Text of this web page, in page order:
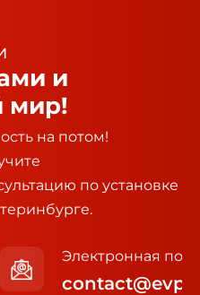
и
мир!
на потом!
по установке
Электронная